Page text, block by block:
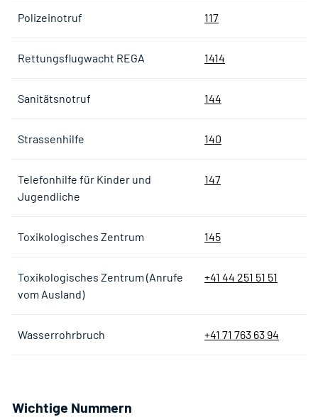
Polizeinotruf 117
Rettungsflugwacht REGA 1414
Sanitätsnotruf 144
Strassenhilfe 140
Telefonhilfe für Kinder und
Jugendliche
147
Toxikologisches Zentrum 145
Toxikologisches Zentrum (Anrufe
vom Ausland)
+41 44 251 51 51
Wasserrohrbruch +41 71 763 63 94
Wichtige Nummern